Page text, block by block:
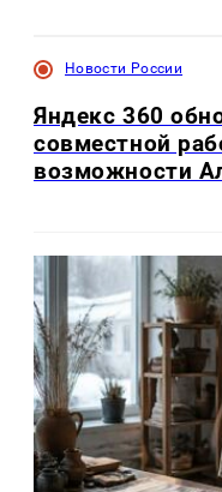
Новости России
Яндекс 360
совместной
возможности